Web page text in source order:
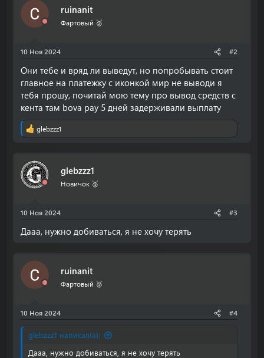
ruinanit
Фартовый 🥈
10 Ноя 2024 #2
Они тебе и вряд ли выведут, но попробывать стоит
главное на платежку с иконкой мир не выводи я
тебя прошу, почитай мою тему про вывод средств с
кента там bova pay 5 дней задерживали выплату
Р
к
ц
и
и
glebzzz1
glebzzz1
Новичок 🥉
10 Ноя 2024 #3
Дааа, нужно добиваться, я не хочу терять
ruinanit
Фартовый 🥈
10 Ноя 2024 #4
glebzzz1 написал(а):
Дааа, нужно добиваться, я не хочу терять